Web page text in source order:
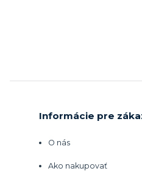
Informácie pre
O nás
Ako nakupovať